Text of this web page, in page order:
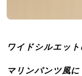
ワイドシルエッ
マリンパンツ風に